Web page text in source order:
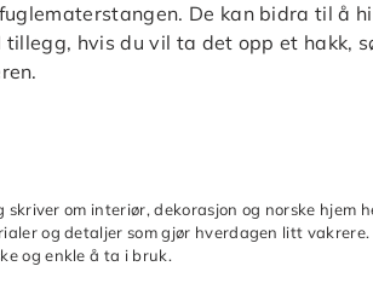
De kan bidra til å
hvis du vil ta det opp et hakk,
skriver om interiør, dekorasjon og norske hjem
og detaljer som gjør hverdagen litt
og enkle å ta i bruk.